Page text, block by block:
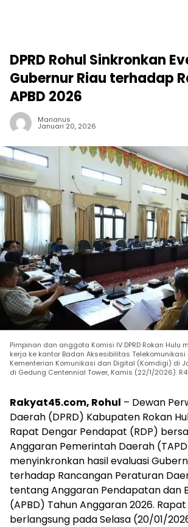
DPRD Rohul Sinkronkan
Gubernur Riau terhadap
APBD 2026
Marianus
Januari 20, 2026
Pimpinan dan anggota Komisi IV DPRD Rokan Hulu
kerja ke kantor Badan Aksesibilitas Telekomunikasi
Kementerian Komunikasi dan Digital (Komdigi) di
di Gedung Centennial Tower, Kamis (22/1/2026).
Rakyat45.com, Rohul – Dewan
Daerah (DPRD) Kabupaten Rokan
Rapat Dengar Pendapat (RDP)
Anggaran Pemerintah Daerah
menyinkronkan hasil evaluasi
terhadap Rancangan Peraturan
tentang Anggaran Pendapatan dan
(APBD) Tahun Anggaran 2026.
berlangsung pada Selasa (20/01/